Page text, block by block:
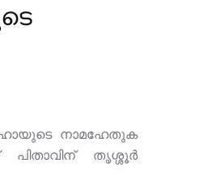
നാമഹേതുക
തൃശ്ശൂർ